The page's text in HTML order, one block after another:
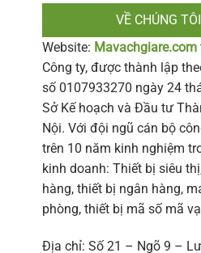
VỀ CHÚNG TÔI
Website: Mavachgiare.com
Công ty, được thành lập
số 0107933270 ngày 24
Sở Kế hoạch và Đầu tư
Nội. Với đội ngũ cán bộ
trên 10 năm kinh nghiệm
kinh doanh: Thiết bị siêu
hàng, thiết bị ngân hàng,
phòng, thiết bị mã số mã
Địa chỉ: Số 21 – Ngõ 9 –